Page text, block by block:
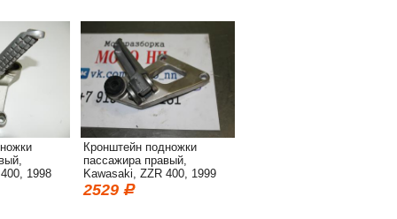
1998
Кронштейн подножки
пассажира правый,
Kawasaki, ZZR 400, 1999
2529